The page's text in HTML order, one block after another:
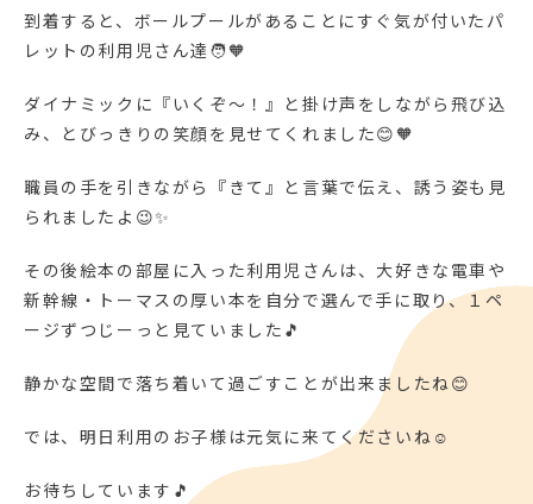
到着すると、ボールプールがあることにすぐ気が付いたパ
レットの利用児さん達🧑🧡
ダイナミックに『いくぞ～！』と掛け声をしながら飛び込
み、とびっきりの笑顔を見せてくれました😊🧡
職員の手を引きながら『きて』と言葉で伝え、誘う姿も見
られましたよ😉✨
その後絵本の部屋に入った利用児さんは、大好きな電車や
新幹線・トーマスの厚い本を自分で選んで手に取り、１ペ
ージずつじーっと見ていました🎵
静かな空間で落ち着いて過ごすことが出来ましたね😊
では、明日利用のお子様は元気に来てくださいね☺
お待ちしています🎵